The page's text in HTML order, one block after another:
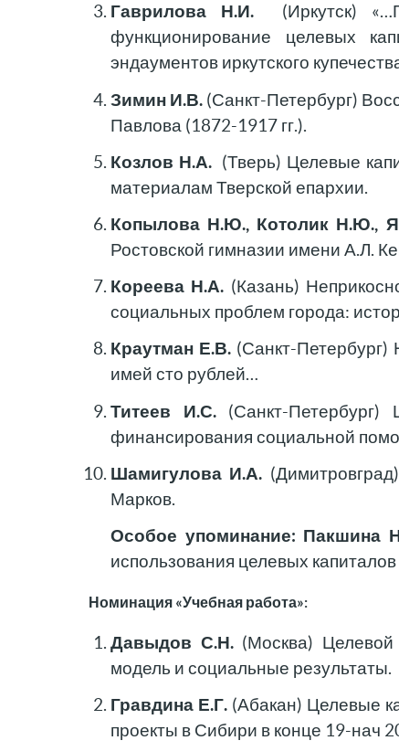
Гаврилова Н.И.(Иркутск)
функционирование целевых
эндаументов иркутского
Зимин И.В. (Санкт-Петербург)
Павлова (1872-1917 гг.).
Козлов Н.А.(Тверь) Целевые
материалам Тверской епархии.
Копылова Н.Ю., Котолик Н.Ю.,
Ростовской гимназии имени А.Л.
Кореева Н.А. (Казань)
социальных проблем города:
Краутман Е.В.(Санкт-Петербург)
имей сто рублей…
Титеев И.С.(Санкт-Петербург)
финансирования социальной
Шамигулова И.А.
Марков.
Особое упоминание: Пакшина
использования целевых
Номинация «Учебная работа»:
Давыдов С.Н.(Москва) Целевой
модель и социальные результаты.
Гравдина Е.Г. (Абакан) Целевые
проекты в Сибири в конце 19-нач